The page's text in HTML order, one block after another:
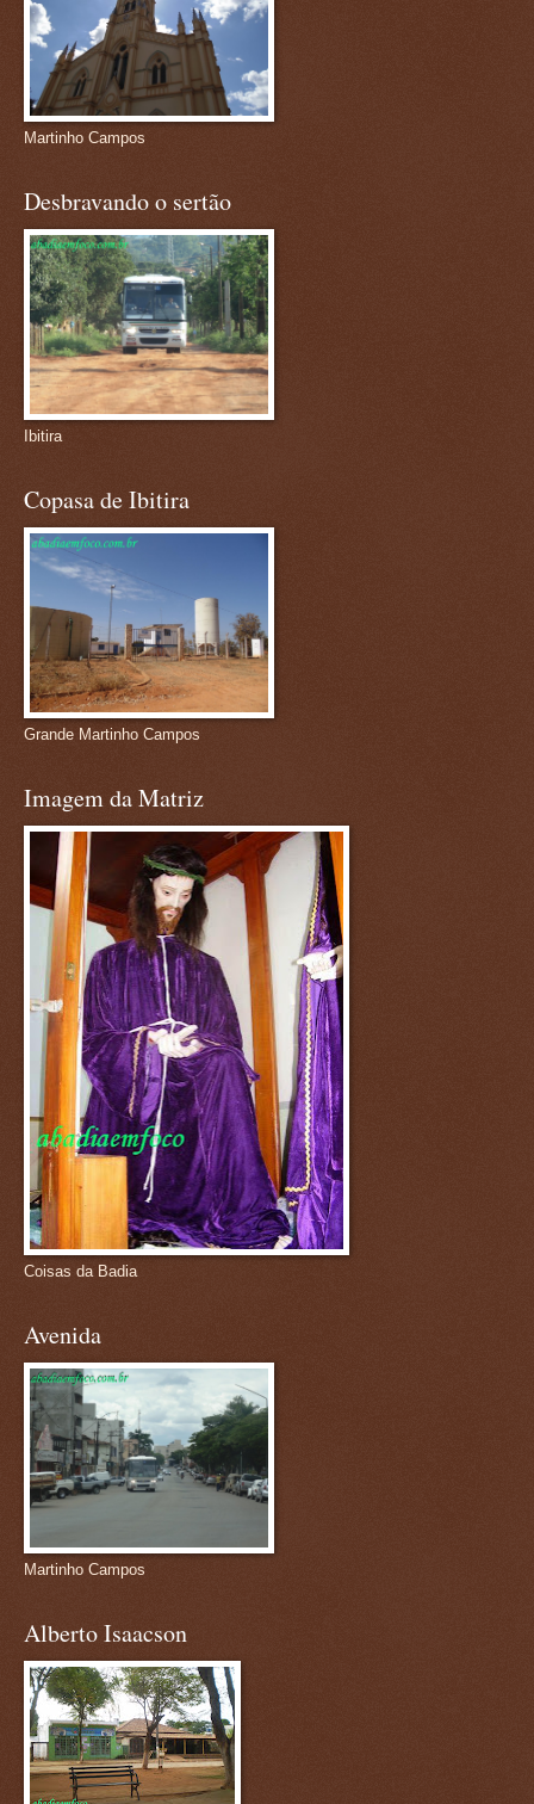
Martinho Campos
Desbravando o sertão
Ibitira
Copasa de Ibitira
Grande Martinho Campos
Imagem da Matriz
Coisas da Badia
Avenida
Martinho Campos
Alberto Isaacson